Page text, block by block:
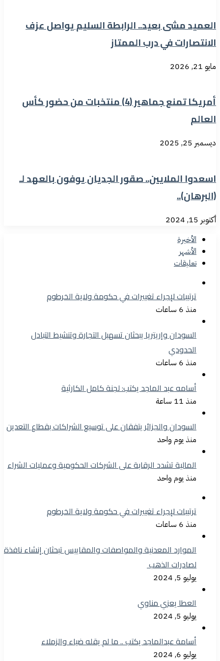
العميد مشى بعيد.. الرابطة السليم يواصل عزف
الانتصارات في درب الممتاز
مايو 21, 2026
أمريكا تمنع جماهير (4) منتخبات من حضور كأس
العالم
ديسمبر 25, 2025
اسعدوا الملايين.. صقور الجديان يوفون بالعهد لـ
(البرهان)..
أكتوبر 15, 2024
الأخيرة
الأشهر
تعليقات
ترتيبات لإجراء تغييرات في حكومة ولاية الخرطوم
منذ 6 ساعات
السودان وإريتريا يبحثان تسهيل التجارة وتنشيط التبادل
الحدودي
منذ 6 ساعات
أسامه عبد الماجد يكتب: لجنة كامل الكارثية
منذ 11 ساعة
السودان والجزائر يتفقان على توسيع الشراكات بقطاع التعدين
منذ يوم واحد
المالية تشدد الرقابة على الشركات الحكومية وعمليات الشراء
منذ يوم واحد
ترتيبات لإجراء تغييرات في حكومة ولاية الخرطوم
منذ 6 ساعات
الموارد المعدنية والمواصفات والمقاييس تبحثان إنشاء نافذة
لصادرات الذهب
يوليو 5, 2024
العطا يعزي مناوي
يوليو 5, 2024
أسامة عبدالماجد يكتب .. ما لم يقله ضياء والزملاء
يوليو 6, 2024